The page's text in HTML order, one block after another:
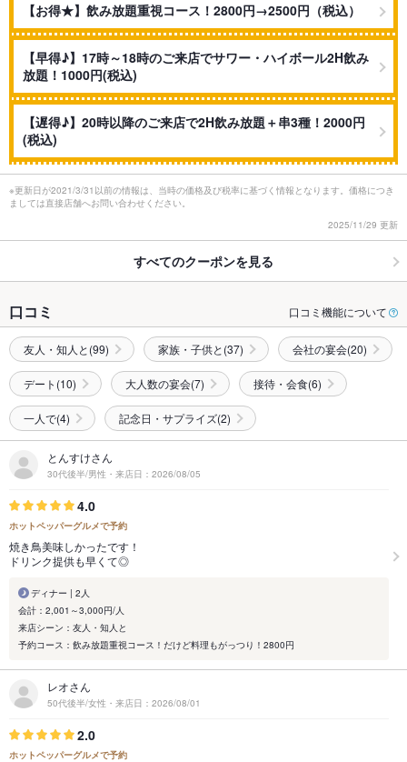
【お得★】飲み放題重視コース！2800円→2500円（税込）
【早得♪】17時～18時のご来店でサワー・ハイボール2H飲み
放題！1000円(税込)
【遅得♪】20時以降のご来店で2H飲み放題＋串3種！2000円
(税込)
※更新日が2021/3/31以前の情報は、当時の価格及び税率に基づく情報となります。価格につき
ましては直接店舗へお問い合わせください。
2025/11/29 更新
すべてのクーポンを見る
口コミ 口コミ機能について
友人・知人と(99) 家族・子供と(37) 会社の宴会(20)
デート(10) 大人数の宴会(7) 接待・会食(6)
一人で(4) 記念日・サプライズ(2)
とんすけさん
30代後半/男性・来店日：2026/08/05
4.0
ホットペッパーグルメで予約
焼き鳥美味しかったです！
ドリンク提供も早くて◎
ディナー | 2人
会計：2,001～3,000円/人
来店シーン：友人・知人と
予約コース：飲み放題重視コース！だけど料理もがっつり！2800円
レオさん
50代後半/女性・来店日：2026/08/01
2.0
ホットペッパーグルメで予約